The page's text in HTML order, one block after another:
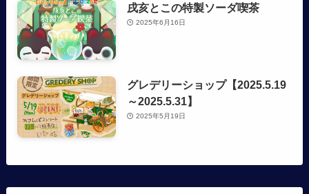
戌亥とこの特製ソーダ喫茶
2025年6月16日
グレデリーショップ【2025.5.19
～2025.5.31】
2025年5月19日